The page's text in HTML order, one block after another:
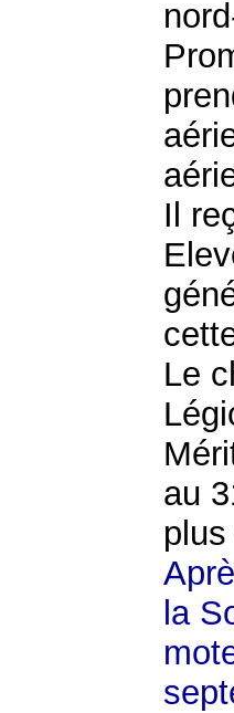
Il
Le
au
la